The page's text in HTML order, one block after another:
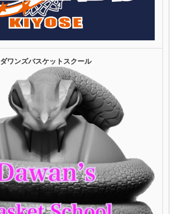
ダワンズバスケットスクール